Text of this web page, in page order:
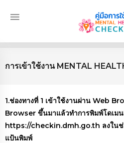
คู่มือการใช้งาน HEALTH
การเข้าใช้งาน MENTAL
1.ช่องทางที่ 1 เข้าใช้งานผ่าน Web
Browser ขึ้นมาแล้วทำการพิมพ์โดเม
https://checkin.dmh.go.th ลงในช่
แป้นพิมพ์